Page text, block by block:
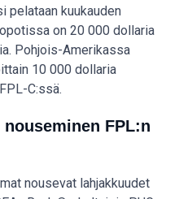
pelataan kuukauden
on 20 000 dollaria
Pohjois-Amerikassa
10 000 dollaria
C:ssä.
FPL:n
nousevat lahjakkuudet